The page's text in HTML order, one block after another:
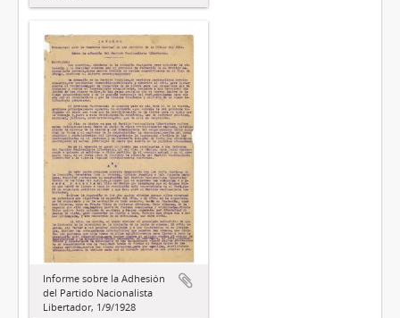
Informe sobre la Adhesión
del Partido Nacionalista
Libertador, 1/9/1928